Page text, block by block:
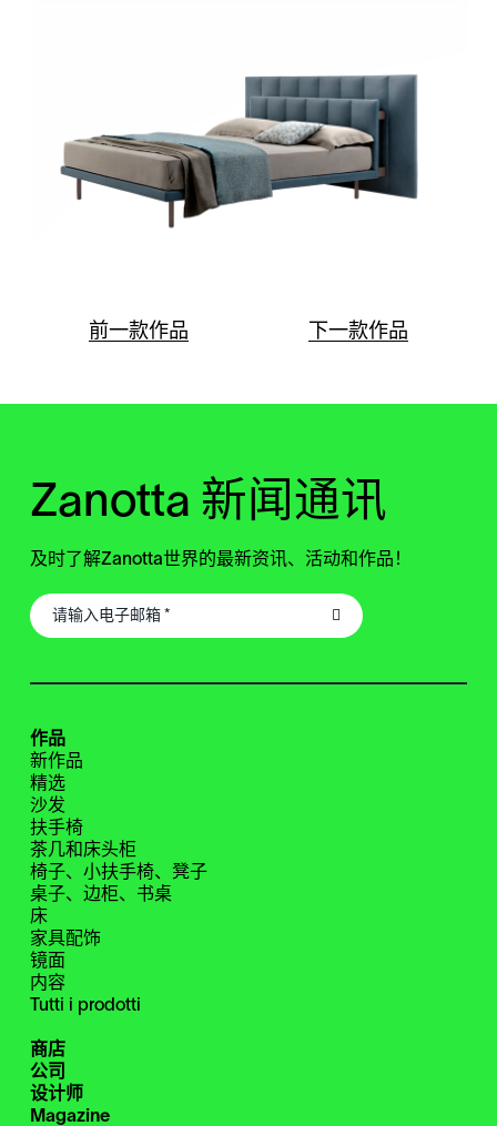
前一款作品 下一款作品
Zanotta 新闻通讯
及时了解Zanotta世界的最新资讯、活动和作品！
作品
新作品
精选
沙发
扶手椅
茶几和床头柜
椅子、小扶手椅、凳子
桌子、边柜、书桌
床
家具配饰
镜面
内容
Tutti i prodotti
商店
公司
设计师
Magazine